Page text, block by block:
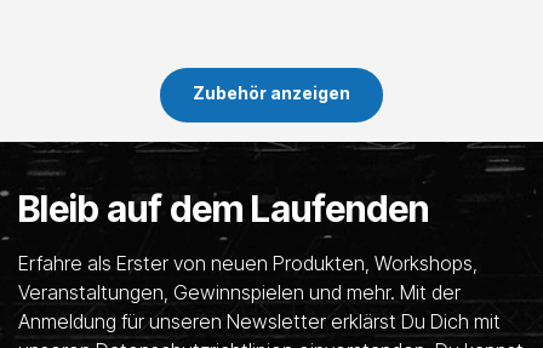
Zubehör anzeigen
Bleib auf dem Laufenden
Erfahre als Erster von neuen Produkten, Workshops,
Veranstaltungen, Gewinnspielen und mehr. Mit der
Anmeldung für unseren Newsletter erklärst Du Dich mit